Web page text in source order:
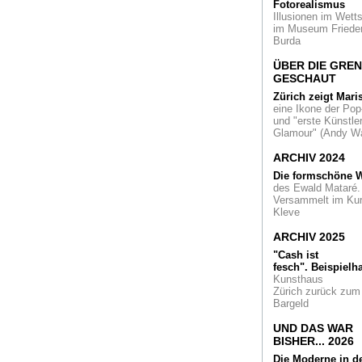
Cologne Fine Art und
COFA
Richard Deacon
Sein Œuvre erzählt
mehr als nur über
Form in der Kunst.
Material, Planung
Zufall ...
Die große Chance
seine Umgebung die
Fassung: Köln
seine Historische
neu
Abstraktionan der
Kunstakademie
Düsseldorf von
2016. Eine
in der Akademie-
Contemporary-Art-
Bus-Tour Das
Netzwerk Very
Contemporary lädt
Fotorealismus
Illusionen im
im Museum
Burda
ÜBER DIE
GESCHAUT
Zürich zeigt
eine Ikone der
und "erste
Glamour" (Andy
ARCHIV 2024
Die formschöne
des Ewald Mataré.
Versammelt im
Kleve
ARCHIV 2025
"Cash ist
fesch".
Kunsthaus
Zürich zurück zum
Bargeld
UND DAS WAR
BISHER... 2026
Die Moderne in